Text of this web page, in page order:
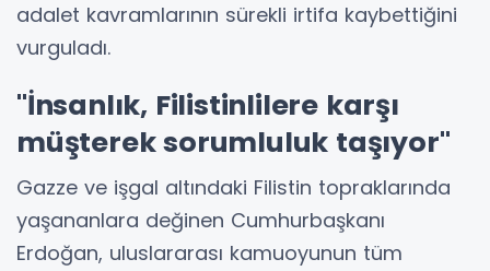
adalet kavramlarının sürekli irtifa kaybettiğini
vurguladı.
"İnsanlık, Filistinlilere karşı
müşterek sorumluluk taşıyor"
Gazze ve işgal altındaki Filistin topraklarında
yaşananlara değinen Cumhurbaşkanı
Erdoğan, uluslararası kamuoyunun tüm